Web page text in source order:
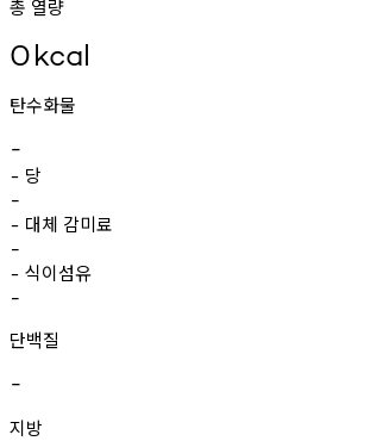
총 열량
0kcal
탄수화물
-
- 당
-
- 대체 감미료
-
- 식이섬유
-
단백질
-
지방